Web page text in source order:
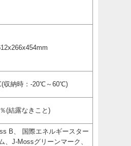
収納時：-20℃～60℃)
(結露なきこと)
B、 国際エネルギースター
、J-Mossグリーンマーク、